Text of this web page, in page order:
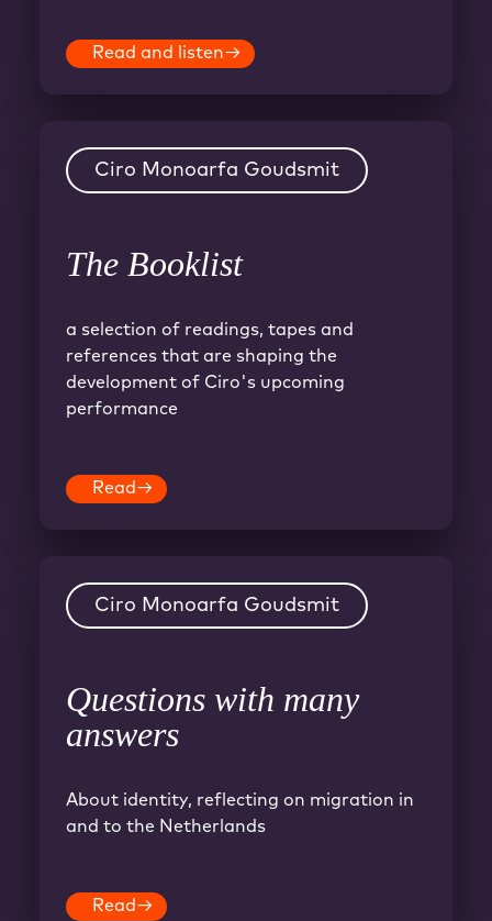
Read and listen→
Ciro Monoarfa Goudsmit
The Booklist
a selection of readings, tapes and
references that are shaping the
development of Ciro's upcoming
performance
Read→
Ciro Monoarfa Goudsmit
Questions with many
answers
About identity, reflecting on migration in
and to the Netherlands
Read→